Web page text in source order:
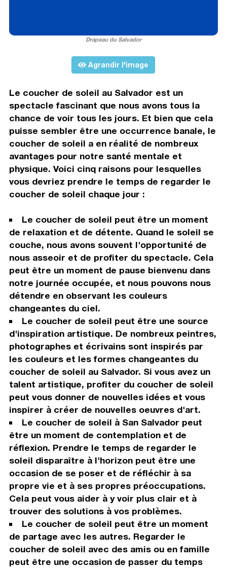
Drapeau du Salvador
Agrandir l'image
Le coucher de soleil au Salvador est un
spectacle fascinant que nous avons tous la
chance de voir tous les jours. Et bien que cela
puisse sembler être une occurrence banale, le
coucher de soleil a en réalité de nombreux
avantages pour notre santé mentale et
physique. Voici cinq raisons pour lesquelles
vous devriez prendre le temps de regarder le
coucher de soleil chaque jour :
Le coucher de soleil peut être un moment
de relaxation et de détente. Quand le soleil se
couche, nous avons souvent l'opportunité de
nous asseoir et de profiter du spectacle. Cela
peut être un moment de pause bienvenu dans
notre journée occupée, et nous pouvons nous
détendre en observant les couleurs
changeantes du ciel.
Le coucher de soleil peut être une source
d'inspiration artistique. De nombreux peintres,
photographes et écrivains sont inspirés par
les couleurs et les formes changeantes du
coucher de soleil au Salvador. Si vous avez un
talent artistique, profiter du coucher de soleil
peut vous donner de nouvelles idées et vous
inspirer à créer de nouvelles oeuvres d'art.
Le coucher de soleil à San Salvador peut
être un moment de contemplation et de
réflexion. Prendre le temps de regarder le
soleil disparaître à l'horizon peut être une
occasion de se poser et de réfléchir à sa
propre vie et à ses propres préoccupations.
Cela peut vous aider à y voir plus clair et à
trouver des solutions à vos problèmes.
Le coucher de soleil peut être un moment
de partage avec les autres. Regarder le
coucher de soleil avec des amis ou en famille
peut être une occasion de passer du temps